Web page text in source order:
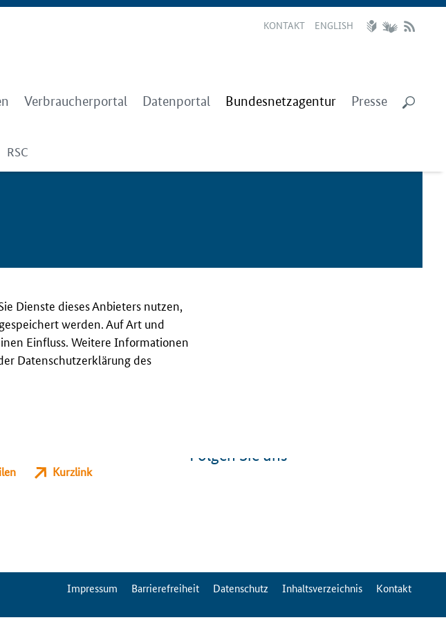
KONTAKT ENGLISH
Verbraucherportal Datenportal Bundesnetzagentur Presse
RSC
Dienste dieses Anbieters nutzen,
werden. Auf Art und
Einfluss. Weitere Informationen
Datenschutzerklärung des
Kurzlink
Folgen Sie uns
ServiceMenuImpressum Barrierefreiheit Datenschutz Inhaltsverzeichnis Kontakt